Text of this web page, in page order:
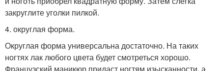
закруглите уголки пилкой.
4. округлая форма.
Округлая форма универсальна достаточно. На таких
ногтях лак любого цвета будет смотреться хорошо.